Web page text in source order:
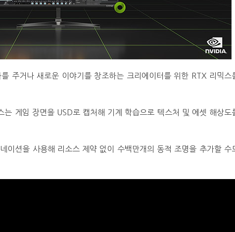
주거나 새로운 이야기를 창조하는 크리에이터를 위한 RTX 리믹스
는 게임 장면을 USD로 캡처해 기계 학습으로 텍스처 및 에셋 해상도
이션을 사용해 리소스 제약 없이 수백만개의 동적 조명을 추가할 수